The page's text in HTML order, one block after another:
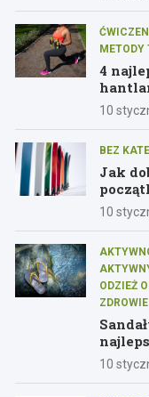
METODY
4
10
BEZ
Jak
10
ODZIEŻ
10